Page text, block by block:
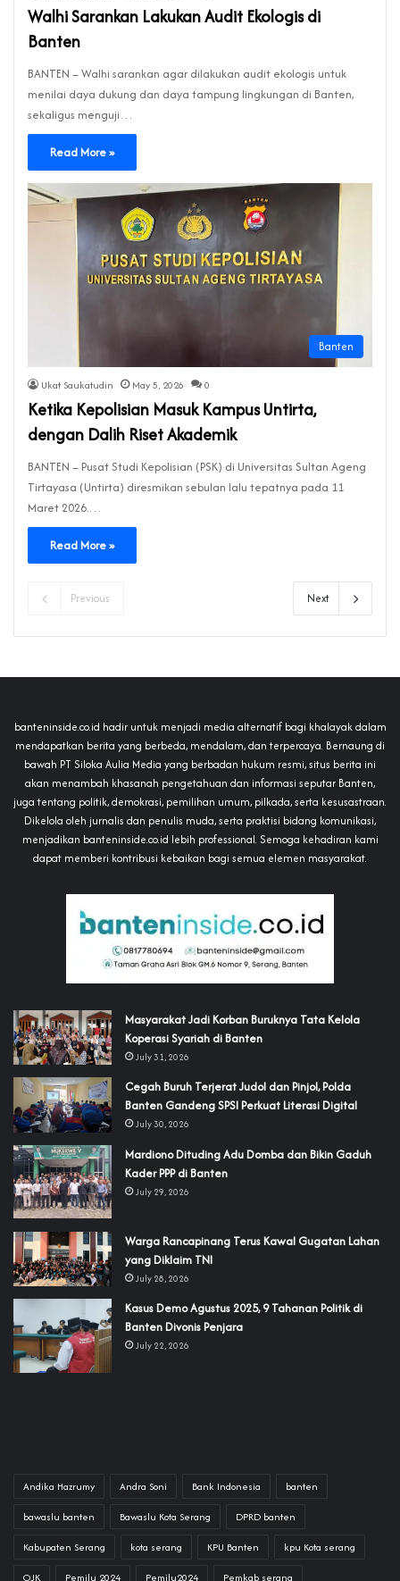
Walhi Sarankan Lakukan Audit Ekologis di
Banten
BANTEN – Walhi sarankan agar dilakukan audit ekologis untuk
menilai daya dukung dan daya tampung lingkungan di Banten,
sekaligus menguji…
Read More »
Banten
Ukat Saukatudin May 5, 2026 0
Ketika Kepolisian Masuk Kampus Untirta,
dengan Dalih Riset Akademik
BANTEN – Pusat Studi Kepolisian (PSK) di Universitas Sultan Ageng
Tirtayasa (Untirta) diresmikan sebulan lalu tepatnya pada 11
Maret 2026.…
Read More »
Previous Next
banteninside.co.id hadir untuk menjadi media alternatif bagi khalayak dalam
mendapatkan berita yang berbeda, mendalam, dan terpercaya. Bernaung di
bawah PT Siloka Aulia Media yang berbadan hukum resmi, situs berita ini
akan menambah khasanah pengetahuan dan informasi seputar Banten,
juga tentang politik, demokrasi, pemilihan umum, pilkada, serta kesusastraan.
Dikelola oleh jurnalis dan penulis muda, serta praktisi bidang komunikasi,
menjadikan banteninside.co.id lebih professional. Semoga kehadiran kami
dapat memberi kontribusi kebaikan bagi semua elemen masyarakat.
‎Masyarakat Jadi Korban Buruknya Tata Kelola
Koperasi Syariah di Banten
July 31, 2026
Cegah Buruh Terjerat Judol dan Pinjol, Polda
Banten Gandeng SPSI Perkuat Literasi Digital
July 30, 2026
‎Mardiono Dituding Adu Domba dan Bikin Gaduh
Kader PPP di Banten
July 29, 2026
‎Warga Rancapinang Terus Kawal Gugatan Lahan
yang Diklaim TNI‎‎
July 28, 2026
‎Kasus Demo Agustus 2025, 9 Tahanan Politik di
Banten Divonis Penjara
July 22, 2026
Andika Hazrumy Andra Soni Bank Indonesia banten
bawaslu banten Bawaslu Kota Serang DPRD banten
Kabupaten Serang kota serang KPU Banten kpu Kota serang
OJK Pemilu 2024 Pemilu2024 Pemkab serang